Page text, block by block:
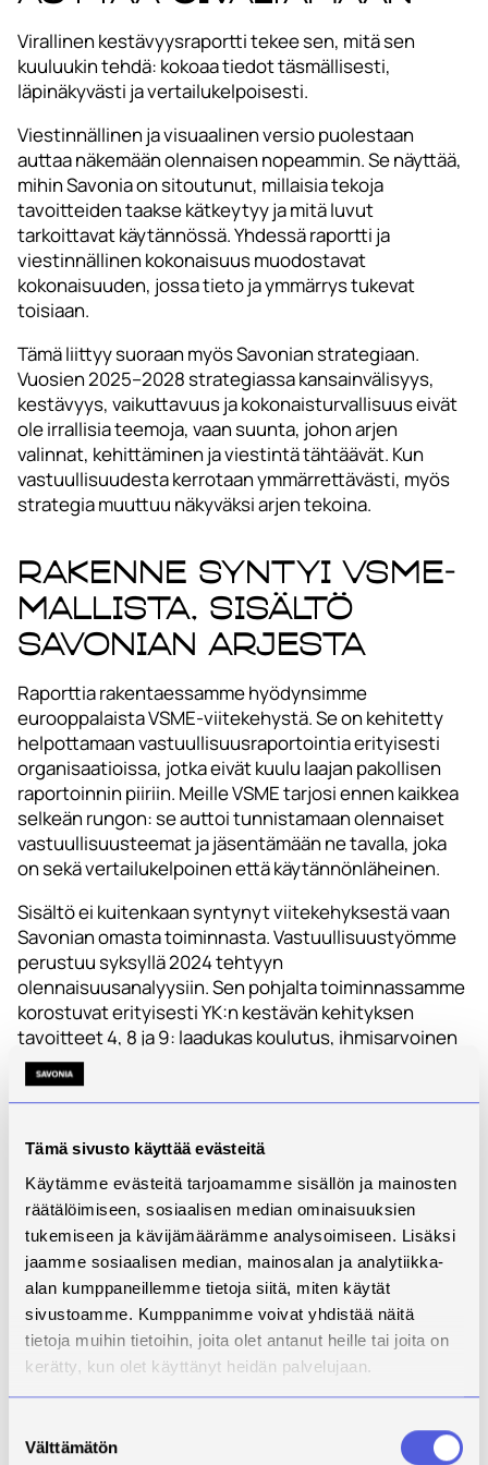
Tämä sivusto käyttää evästeitä
Käytämme evästeitä tarjoamamme sisällön ja mainosten
räätälöimiseen, sosiaalisen median ominaisuuksien
tukemiseen ja kävijämäärämme analysoimiseen. Lisäksi
jaamme sosiaalisen median, mainosalan ja analytiikka-
alan kumppaneillemme tietoja siitä, miten käytät
sivustoamme. Kumppanimme voivat yhdistää näitä
tietoja muihin tietoihin, joita olet antanut heille tai joita on
kerätty, kun olet käyttänyt heidän palvelujaan.
valinta
Välttämätön
Virallinen kestävyysraportti tekee sen, mitä sen
kuuluukin tehdä: kokoaa tiedot täsmällisesti,
läpinäkyvästi ja vertailukelpoisesti.
Viestinnällinen ja visuaalinen versio puolestaan
auttaa näkemään olennaisen nopeammin. Se näyttää,
mihin Savonia on sitoutunut, millaisia tekoja
tavoitteiden taakse kätkeytyy ja mitä luvut
tarkoittavat käytännössä. Yhdessä raportti ja
viestinnällinen kokonaisuus muodostavat
kokonaisuuden, jossa tieto ja ymmärrys tukevat
toisiaan.
Tämä liittyy suoraan myös Savonian strategiaan.
Vuosien 2025–2028 strategiassa kansainvälisyys,
kestävyys, vaikuttavuus ja kokonaisturvallisuus eivät
ole irrallisia teemoja, vaan suunta, johon arjen
valinnat, kehittäminen ja viestintä tähtäävät. Kun
vastuullisuudesta kerrotaan ymmärrettävästi, myös
strategia muuttuu näkyväksi arjen tekoina.
Rakenne syntyi VSME-
mallista, sisältö
Savonian arjesta
Raporttia rakentaessamme hyödynsimme
eurooppalaista VSME-viitekehystä. Se on kehitetty
helpottamaan vastuullisuusraportointia erityisesti
organisaatioissa, jotka eivät kuulu laajan pakollisen
raportoinnin piiriin. Meille VSME tarjosi ennen kaikkea
selkeän rungon: se auttoi tunnistamaan olennaiset
vastuullisuusteemat ja jäsentämään ne tavalla, joka
on sekä vertailukelpoinen että käytännönläheinen.
Sisältö ei kuitenkaan syntynyt viitekehyksestä vaan
Savonian omasta toiminnasta. Vastuullisuustyömme
perustuu syksyllä 2024 tehtyyn
olennaisuusanalyysiin. Sen pohjalta toiminnassamme
korostuvat erityisesti YK:n kestävän kehityksen
tavoitteet 4, 8 ja 9: laadukas koulutus, ihmisarvoinen
työ ja talouskasvu sekä teollisuus, innovaatiot ja
infrastruktuuri. Ne sopivat luontevasti
ammattikorkeakoulun perustehtävään: koulutamme,
tutkimme, kehitämme ja innovoimme.
Eurooppalaisessa keskustelussa VSME-mallia on
kehitetty erityisesti siksi, että vastuullisuustietojen
kysyntä kasvaa myös sellaisilla toimijoilla, jotka eivät
kuulu pakollisen raportoinnin piiriin. Siksi koen, että
sen hyödyntäminen oli meille luonteva valinta: se toi
raportointiin rakennetta, mutta jätti tilaa kertoa juuri
niistä asioista, jotka ovat Savonian toiminnassa
olennaisia.
Entä se vaikein sana: